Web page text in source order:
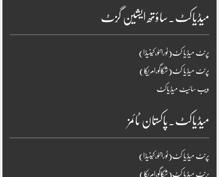
میڈیاکٹ۔ساؤتھ ایشین گزٹ
پرنٹ میڈیا کٹ(ٹورانٹو،کینیڈا)
پرنٹ میڈیا کٹ(شکاگو،امریکا)
ویب سائیٹ میڈیاکٹ
میڈیاکٹ۔پاکستان ٹائمز
پرنٹ میڈیا کٹ(ٹورانٹو،کینیڈا)
پرنٹ میڈیا کٹ(شکاگو،امریکا)